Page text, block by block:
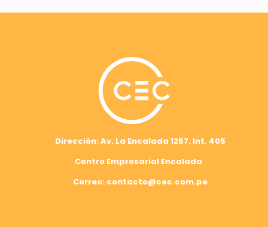
Dirección: Av. La Encalada 1257. Int. 405
Centro Empresarial Encalada
Correo: contacto@cec.com.pe